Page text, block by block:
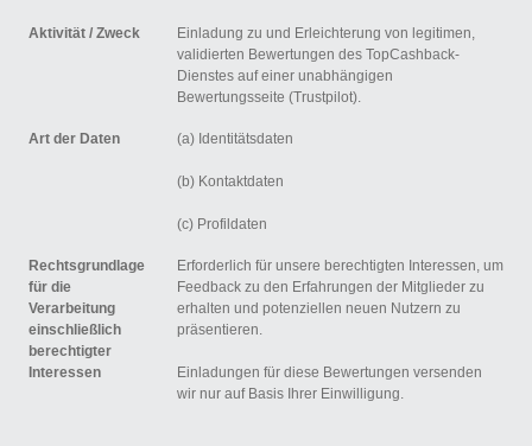
Aktivität / Zweck
Einladung zu und Erleichterung von legitimen,
validierten Bewertungen des TopCashback-
Dienstes auf einer unabhängigen
Bewertungsseite (Trustpilot).
Art der Daten (a) Identitätsdaten
(b) Kontaktdaten
(c) Profildaten
Rechtsgrundlage
für die
Verarbeitung
einschließlich
berechtigter
Interessen
Erforderlich für unsere berechtigten Interessen, um
Feedback zu den Erfahrungen der Mitglieder zu
erhalten und potenziellen neuen Nutzern zu
präsentieren.
Einladungen für diese Bewertungen versenden
wir nur auf Basis Ihrer Einwilligung.